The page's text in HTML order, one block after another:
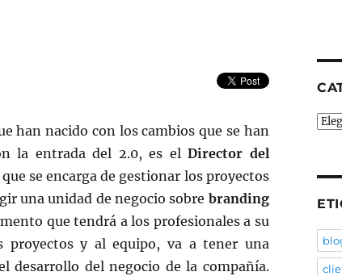
han nacido con los cambios que se han
la entrada del 2.0, es elDirector del
se encarga de gestionar los proyectos
una unidad de negocio sobre branding
que tendrá a los profesionales a su
proyectos y al equipo, va a tener una
desarrollo del negocio de la compañía.